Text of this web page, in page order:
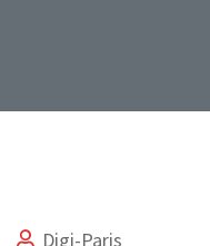
Digi-Paris